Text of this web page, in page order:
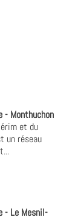
- Monthuchon
et du
un réseau
- Le Mesnil-